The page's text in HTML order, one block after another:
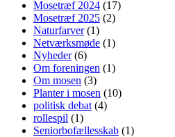
Mosetræf 2024 (17)
Mosetræf 2025 (2)
Naturfarver(1)
Netværksmøde (1)
Nyheder(6)
Om foreningen (1)
Om mosen (3)
Planter i mosen (10)
politisk debat (4)
rollespil (1)
Seniorbofællesskab (1)